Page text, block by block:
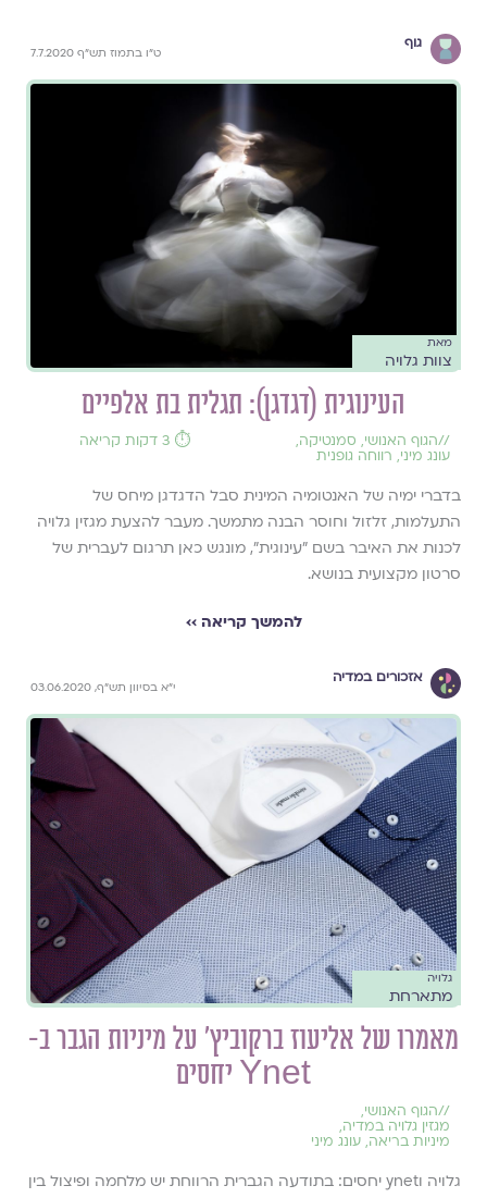
גוף
ט"ו בתמוז תש"ף 7.7.2020
מאת
צוות גלויה
העינוגית (דגדגן): תגלית בת אלפיים
//הגוף האנושי, סמנטיקה,
עונג מיני, רווחה גופנית
⏱️ 3 דקות קריאה
בדברי ימיה של האנטומיה המינית סבל הדגדגן מיחס של
התעלמות, זלזול וחוסר הבנה מתמשך. מעבר להצעת מגזין גלויה
לכנות את האיבר בשם ״עינוגית״, מונגש כאן תרגום לעברית של
סרטון מקצועית בנושא.
להמשך קריאה ››
אזכורים במדיה
י"א בסיוון תש"ף, 03.06.2020
גלויה
מתארחת
מאמרו של אליעוז ברקוביץ' על מיניות הגבר ב-
Ynet יחסים
//הגוף האנושי,
מגזין גלויה במדיה,
מיניות בריאה, עונג מיני
גלויה וynet יחסים: בתודעה הגברית הרווחת יש מלחמה ופיצול בין